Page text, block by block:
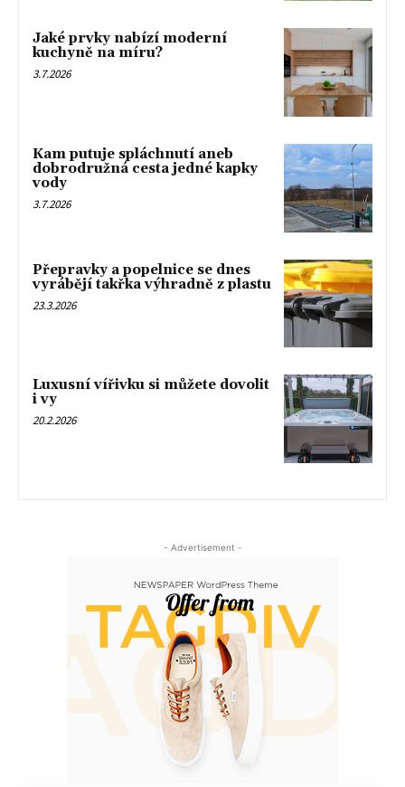
Jaké prvky nabízí moderní
kuchyně na míru?
3.7.2026
Kam putuje spláchnutí aneb
dobrodružná cesta jedné kapky
vody
3.7.2026
Přepravky a popelnice se dnes
vyrábějí takřka výhradně z plastu
23.3.2026
Luxusní vířivku si můžete dovolit
i vy
20.2.2026
- Advertisement -